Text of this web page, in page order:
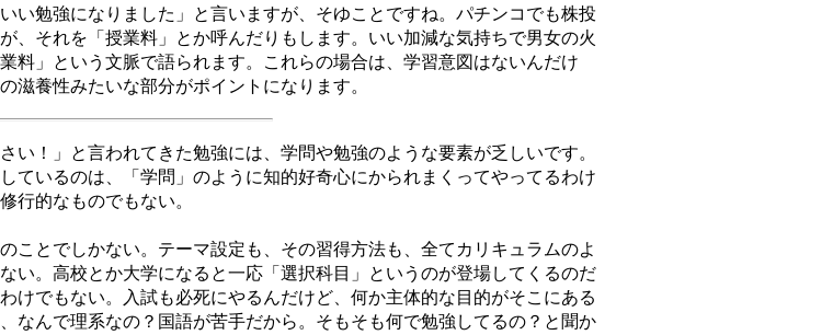
い勉強になりました」と言いますが、そゆことですね。パチンコでも株投
、それを「授業料」とか呼んだりもします。いい加減な気持ちで男女の火
料」という文脈で語られます。これらの場合は、学習意図はないんだけ
滋養性みたいな部分がポイントになります。
！」と言われてきた勉強には、学問や勉強のような要素が乏しいです。
ているのは、「学問」のように知的好奇心にかられまくってやってるわけ
行的なものでもない。
とでしかない。テーマ設定も、その習得方法も、全てカリキュラムのよ
い。高校とか大学になると一応「選択科目」というのが登場してくるのだ
けでもない。入試も必死にやるんだけど、何か主体的な目的がそこにある
なんで理系なの？国語が苦手だから。そもそも何で勉強してるの？と聞か